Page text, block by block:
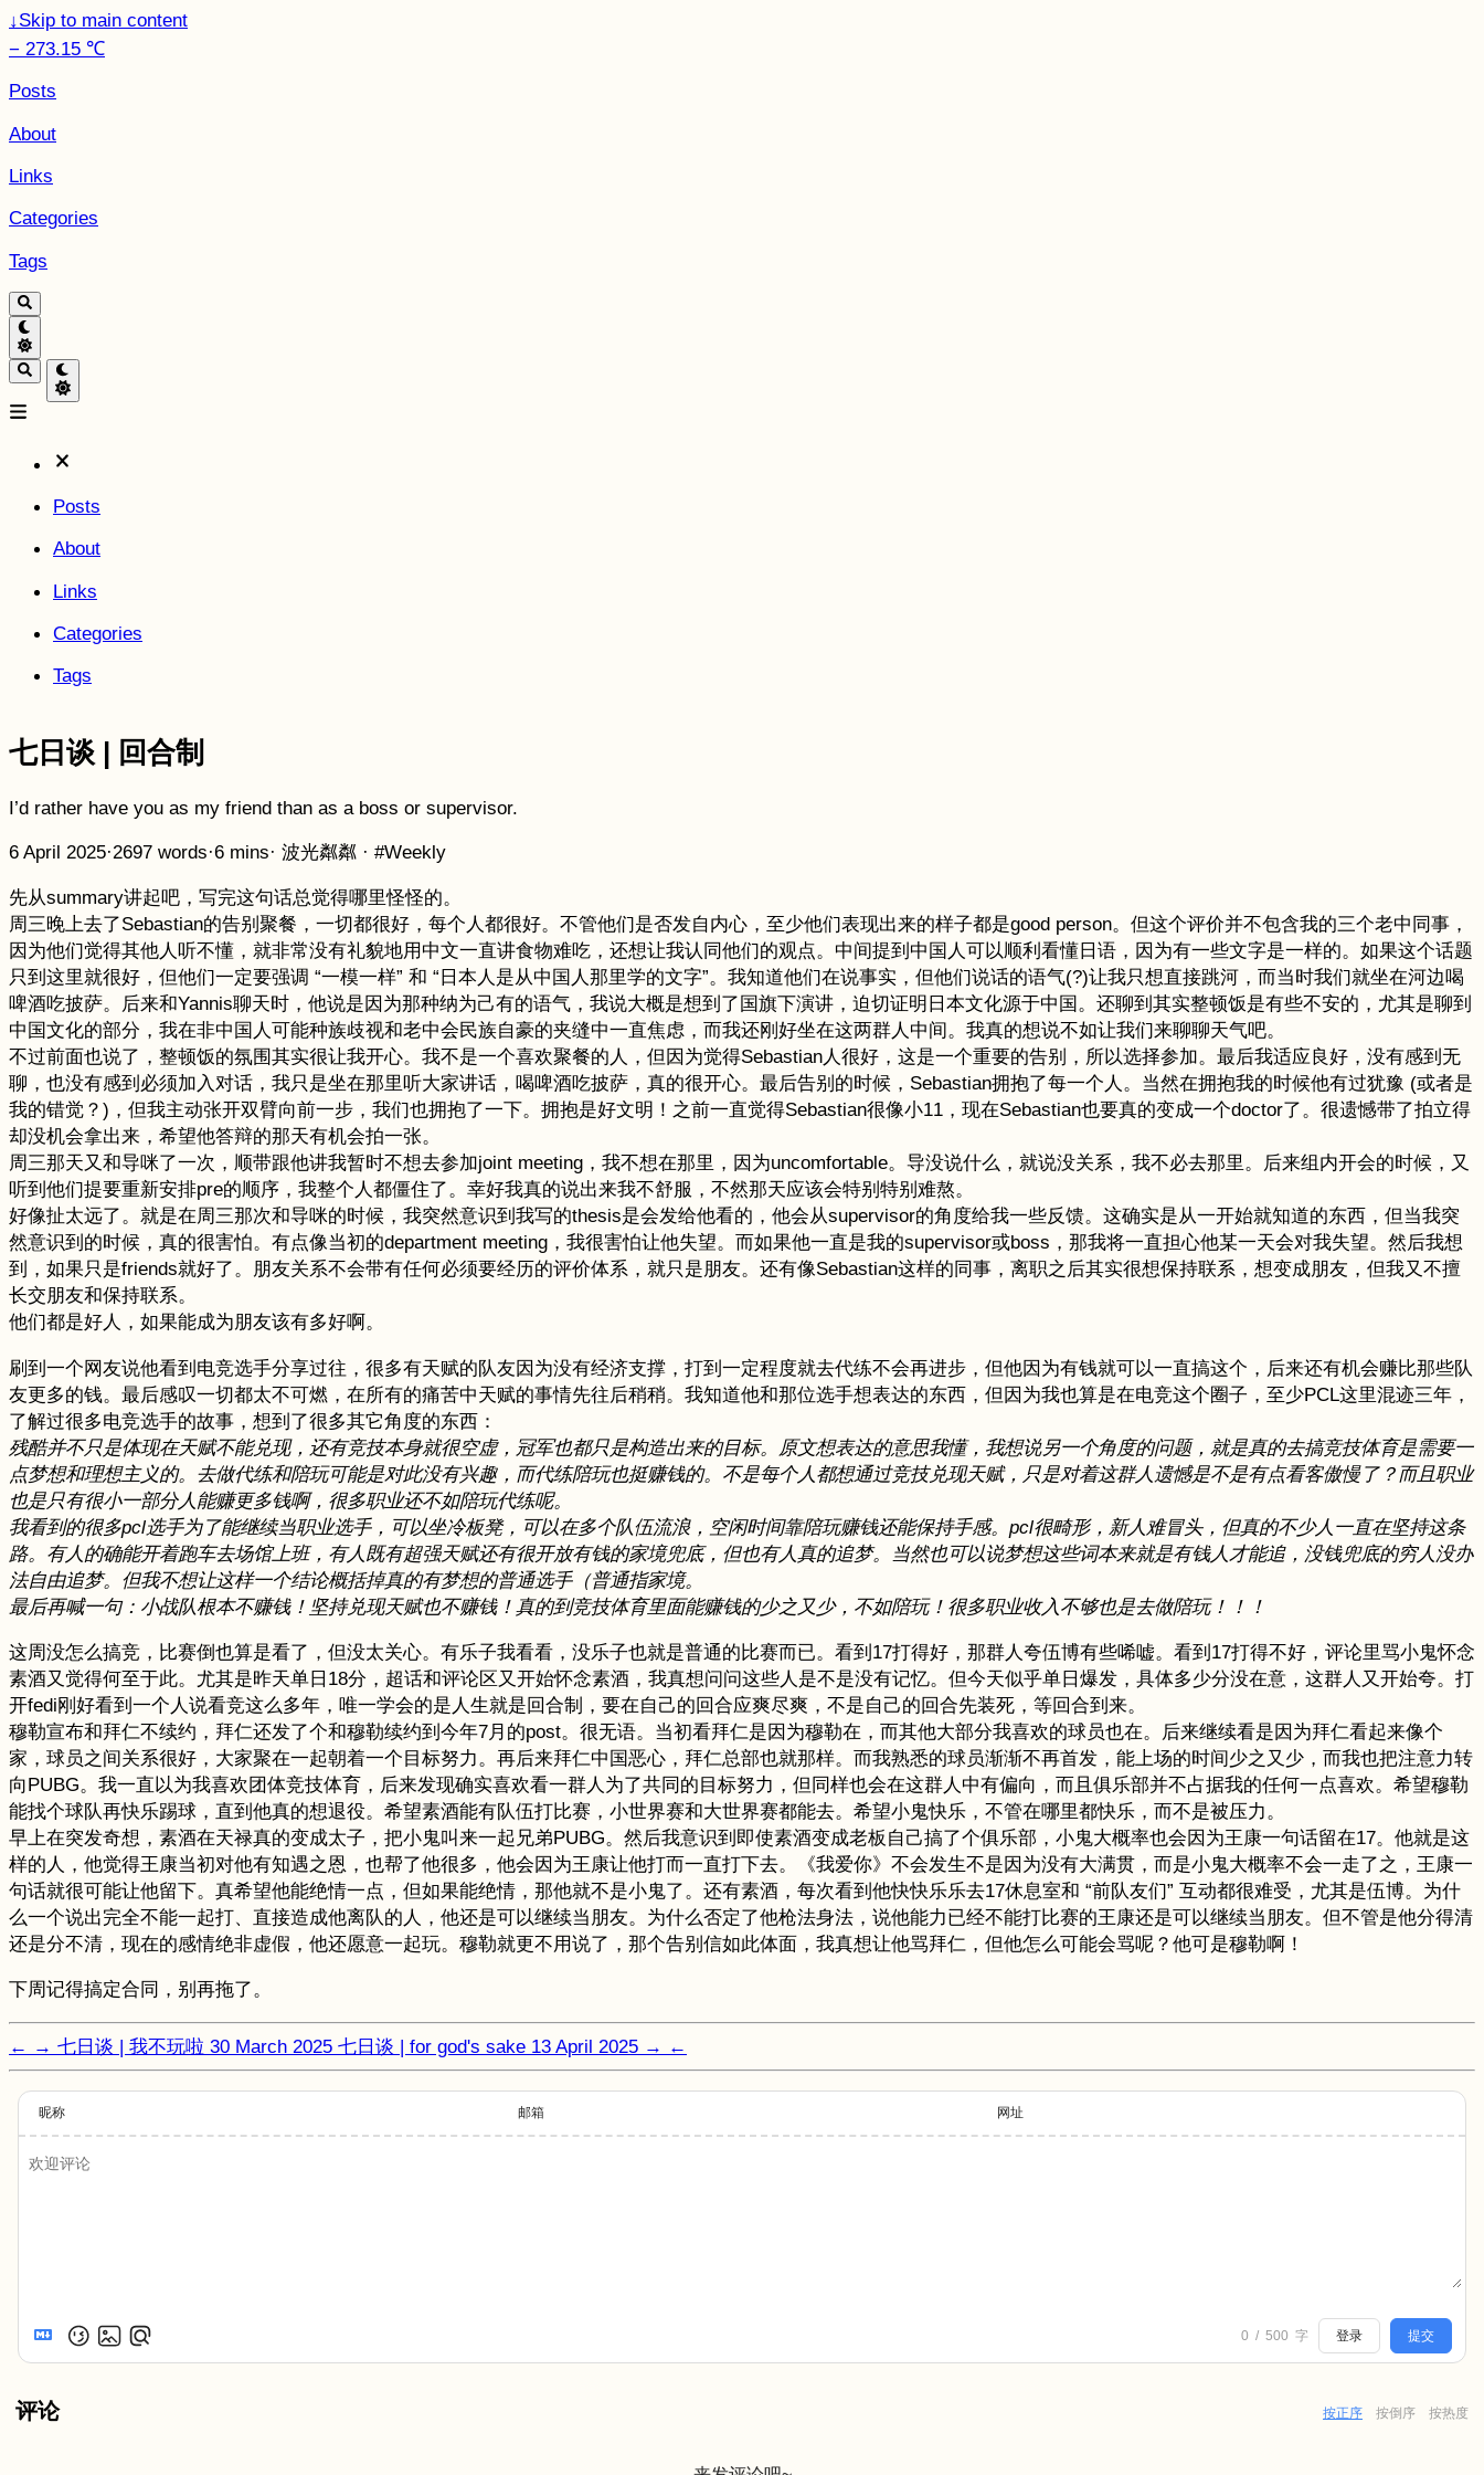
↓Skip to main content
− 273.15 ℃
Posts
About
Links
Categories
Tags
Posts
About
Links
Categories
Tags
七日谈 | 回合制
I’d rather have you as my friend than as a boss or supervisor.
6 April 2025·2697 words·6 mins· 波光粼粼 · #Weekly
先从summary讲起吧，写完这句话总觉得哪里怪怪的。
周三晚上去了Sebastian的告别聚餐，一切都很好，每个人都很好。不管他们是否发自内心，至少他们表现出来的样子都是good person。但这个评价并不包含我的三个老中同事，
因为他们觉得其他人听不懂，就非常没有礼貌地用中文一直讲食物难吃，还想让我认同他们的观点。中间提到中国人可以顺利看懂日语，因为有一些文字是一样的。如果这个话题
只到这里就很好，但他们一定要强调 “一模一样” 和 “日本人是从中国人那里学的文字”。我知道他们在说事实，但他们说话的语气(?)让我只想直接跳河，而当时我们就坐在河边喝
啤酒吃披萨。后来和Yannis聊天时，他说是因为那种纳为己有的语气，我说大概是想到了国旗下演讲，迫切证明日本文化源于中国。还聊到其实整顿饭是有些不安的，尤其是聊到
中国文化的部分，我在非中国人可能种族歧视和老中会民族自豪的夹缝中一直焦虑，而我还刚好坐在这两群人中间。我真的想说不如让我们来聊聊天气吧。
不过前面也说了，整顿饭的氛围其实很让我开心。我不是一个喜欢聚餐的人，但因为觉得Sebastian人很好，这是一个重要的告别，所以选择参加。最后我适应良好，没有感到无
聊，也没有感到必须加入对话，我只是坐在那里听大家讲话，喝啤酒吃披萨，真的很开心。最后告别的时候，Sebastian拥抱了每一个人。当然在拥抱我的时候他有过犹豫 (或者是
我的错觉？)，但我主动张开双臂向前一步，我们也拥抱了一下。拥抱是好文明！之前一直觉得Sebastian很像小11，现在Sebastian也要真的变成一个doctor了。很遗憾带了拍立得
却没机会拿出来，希望他答辩的那天有机会拍一张。
周三那天又和导咪了一次，顺带跟他讲我暂时不想去参加joint meeting，我不想在那里，因为uncomfortable。导没说什么，就说没关系，我不必去那里。后来组内开会的时候，又
听到他们提要重新安排pre的顺序，我整个人都僵住了。幸好我真的说出来我不舒服，不然那天应该会特别特别难熬。
好像扯太远了。就是在周三那次和导咪的时候，我突然意识到我写的thesis是会发给他看的，他会从supervisor的角度给我一些反馈。这确实是从一开始就知道的东西，但当我突
然意识到的时候，真的很害怕。有点像当初的department meeting，我很害怕让他失望。而如果他一直是我的supervisor或boss，那我将一直担心他某一天会对我失望。然后我想
到，如果只是friends就好了。朋友关系不会带有任何必须要经历的评价体系，就只是朋友。还有像Sebastian这样的同事，离职之后其实很想保持联系，想变成朋友，但我又不擅
长交朋友和保持联系。
他们都是好人，如果能成为朋友该有多好啊。
刷到一个网友说他看到电竞选手分享过往，很多有天赋的队友因为没有经济支撑，打到一定程度就去代练不会再进步，但他因为有钱就可以一直搞这个，后来还有机会赚比那些队
友更多的钱。最后感叹一切都太不可燃，在所有的痛苦中天赋的事情先往后稍稍。我知道他和那位选手想表达的东西，但因为我也算是在电竞这个圈子，至少PCL这里混迹三年，
了解过很多电竞选手的故事，想到了很多其它角度的东西：
残酷并不只是体现在天赋不能兑现，还有竞技本身就很空虚，冠军也都只是构造出来的目标。原文想表达的意思我懂，我想说另一个角度的问题，就是真的去搞竞技体育是需要一
点梦想和理想主义的。去做代练和陪玩可能是对此没有兴趣，而代练陪玩也挺赚钱的。不是每个人都想通过竞技兑现天赋，只是对着这群人遗憾是不是有点看客傲慢了？而且职业
也是只有很小一部分人能赚更多钱啊，很多职业还不如陪玩代练呢。
我看到的很多pcl选手为了能继续当职业选手，可以坐冷板凳，可以在多个队伍流浪，空闲时间靠陪玩赚钱还能保持手感。pcl很畸形，新人难冒头，但真的不少人一直在坚持这条
路。有人的确能开着跑车去场馆上班，有人既有超强天赋还有很开放有钱的家境兜底，但也有人真的追梦。当然也可以说梦想这些词本来就是有钱人才能追，没钱兜底的穷人没办
法自由追梦。但我不想让这样一个结论概括掉真的有梦想的普通选手（普通指家境。
最后再喊一句：小战队根本不赚钱！坚持兑现天赋也不赚钱！真的到竞技体育里面能赚钱的少之又少，不如陪玩！很多职业收入不够也是去做陪玩！！！
这周没怎么搞竞，比赛倒也算是看了，但没太关心。有乐子我看看，没乐子也就是普通的比赛而已。看到17打得好，那群人夸伍博有些唏嘘。看到17打得不好，评论里骂小鬼怀念
素酒又觉得何至于此。尤其是昨天单日18分，超话和评论区又开始怀念素酒，我真想问问这些人是不是没有记忆。但今天似乎单日爆发，具体多少分没在意，这群人又开始夸。打
开fedi刚好看到一个人说看竞这么多年，唯一学会的是人生就是回合制，要在自己的回合应爽尽爽，不是自己的回合先装死，等回合到来。
穆勒宣布和拜仁不续约，拜仁还发了个和穆勒续约到今年7月的post。很无语。当初看拜仁是因为穆勒在，而其他大部分我喜欢的球员也在。后来继续看是因为拜仁看起来像个
家，球员之间关系很好，大家聚在一起朝着一个目标努力。再后来拜仁中国恶心，拜仁总部也就那样。而我熟悉的球员渐渐不再首发，能上场的时间少之又少，而我也把注意力转
向PUBG。我一直以为我喜欢团体竞技体育，后来发现确实喜欢看一群人为了共同的目标努力，但同样也会在这群人中有偏向，而且俱乐部并不占据我的任何一点喜欢。希望穆勒
能找个球队再快乐踢球，直到他真的想退役。希望素酒能有队伍打比赛，小世界赛和大世界赛都能去。希望小鬼快乐，不管在哪里都快乐，而不是被压力。
早上在突发奇想，素酒在天禄真的变成太子，把小鬼叫来一起兄弟PUBG。然后我意识到即使素酒变成老板自己搞了个俱乐部，小鬼大概率也会因为王康一句话留在17。他就是这
样的人，他觉得王康当初对他有知遇之恩，也帮了他很多，他会因为王康让他打而一直打下去。《我爱你》不会发生不是因为没有大满贯，而是小鬼大概率不会一走了之，王康一
句话就很可能让他留下。真希望他能绝情一点，但如果能绝情，那他就不是小鬼了。还有素酒，每次看到他快快乐乐去17休息室和 “前队友们” 互动都很难受，尤其是伍博。为什
么一个说出完全不能一起打、直接造成他离队的人，他还是可以继续当朋友。为什么否定了他枪法身法，说他能力已经不能打比赛的王康还是可以继续当朋友。但不管是他分得清
还是分不清，现在的感情绝非虚假，他还愿意一起玩。穆勒就更不用说了，那个告别信如此体面，我真想让他骂拜仁，但他怎么可能会骂呢？他可是穆勒啊！
下周记得搞定合同，别再拖了。
← → 七日谈 | 我不玩啦 30 March 2025 七日谈 | for god's sake 13 April 2025 → ←
昵称 邮箱 网址
0 / 500 字 登录 提交
评论 按正序 按倒序 按热度